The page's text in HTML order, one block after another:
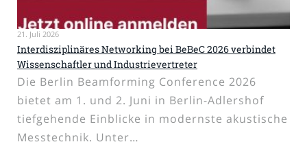
21. Juli 2026
Interdisziplinäres Networking bei BeBeC 2026 verbindet
Wissenschaftler und Industrievertreter
Die Berlin Beamforming Conference 2026
bietet am 1. und 2. Juni in Berlin-Adlershof
tiefgehende Einblicke in modernste akustische
Messtechnik. Unter…